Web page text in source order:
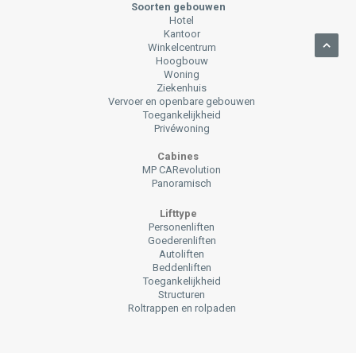
Soorten gebouwen
Hotel
Kantoor
Winkelcentrum
Hoogbouw
Woning
Ziekenhuis
Vervoer en openbare gebouwen
Toegankelijkheid
Privéwoning
Cabines
MP CARevolution
Panoramisch
Lifttype
Personenliften
Goederenliften
Autoliften
Beddenliften
Toegankelijkheid
Structuren
Roltrappen en rolpaden